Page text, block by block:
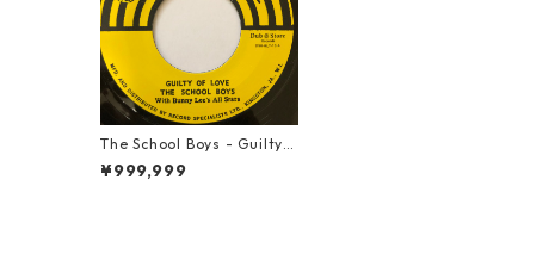
The School Boys - Guilty
Of Love【7-20651】
¥999,999